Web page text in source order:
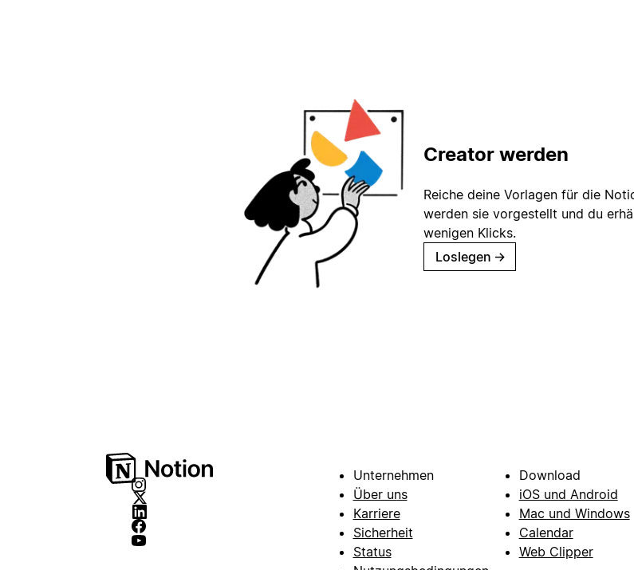
Creator werden
Reiche deine Vorlagen für die
werden sie vorgestellt und du
wenigen Klicks.
Loslegen →
Unternehmen
Über uns
Karriere
Sicherheit
Status
Download
iOS und Android
Mac und Windows
Calendar
Web Clipper